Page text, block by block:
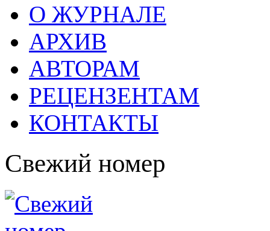
О ЖУРНАЛЕ
АРХИВ
АВТОРАМ
РЕЦЕНЗЕНТАМ
КОНТАКТЫ
Свежий номер